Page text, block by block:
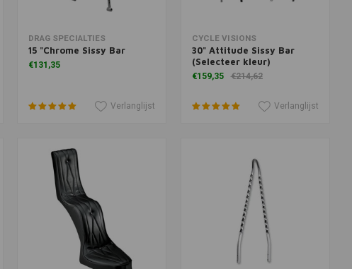
Toevoegen aan winkelwagen
DRAG SPECIALTIES
15 "Chrome Sissy Bar
€131,35
Verlanglijst
Toevoegen aan winkelwagen
CYCLE VISIONS
30" Attitude Sissy Bar
(Selecteer kleur)
€159,35 €214,62
Verlanglijst